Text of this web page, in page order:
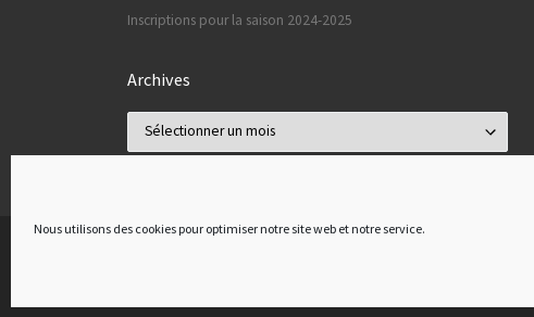
Nous utilisons des cookies pour optimiser notre site web et notre service.
Inscriptions pour la saison 2024-2025
Archives